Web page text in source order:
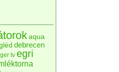
aqua
debrecen
tv egri